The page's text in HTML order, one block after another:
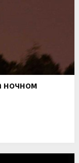
ночном